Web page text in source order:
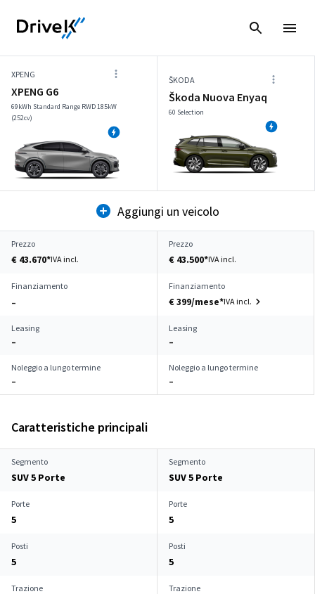
XPENG
XPENG G6
69kWh Standard Range RWD 185kW
(252cv)
ŠKODA
Škoda Nuova Enyaq
60 Selection
Aggiungi un veicolo
Prezzo
€ 43.670*IVA incl.
Prezzo
€ 43.500*IVA incl.
Finanziamento
–
Finanziamento
€ 399/mese*IVA incl.
Leasing
–
Leasing
–
Noleggio a lungo termine
–
Noleggio a lungo termine
–
Caratteristiche principali
Segmento
SUV 5 Porte
Segmento
SUV 5 Porte
Porte
5
Porte
5
Posti
5
Posti
5
Trazione Trazione